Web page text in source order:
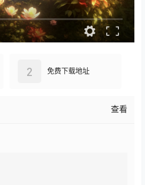
免费下载地址
2
查看